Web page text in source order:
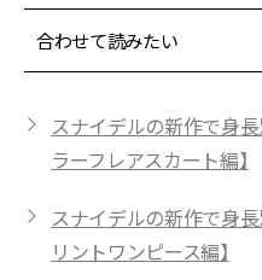
合わせて読みたい
スナイデルの新作で身長
ラーフレアスカート編】
スナイデルの新作で身長
リントワンピース編】